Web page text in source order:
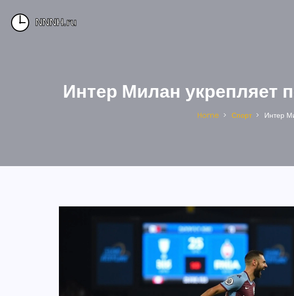
Интер Милан укрепляет
Home Спорт Интер